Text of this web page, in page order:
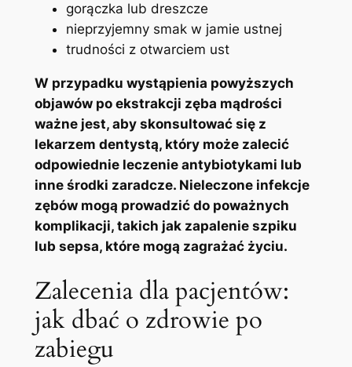
gorączka lub dreszcze
nieprzyjemny smak w jamie ustnej
trudności z otwarciem ust
W przypadku wystąpienia powyższych
objawów po ekstrakcji zęba mądrości
ważne jest, aby skonsultować się z
lekarzem dentystą, który może zalecić
odpowiednie leczenie antybiotykami lub
inne środki zaradcze. Nieleczone infekcje
zębów mogą prowadzić do poważnych
komplikacji, takich jak zapalenie szpiku
lub sepsa, które mogą zagrażać życiu.
Zalecenia dla pacjentów:
jak dbać o zdrowie po
zabiegu